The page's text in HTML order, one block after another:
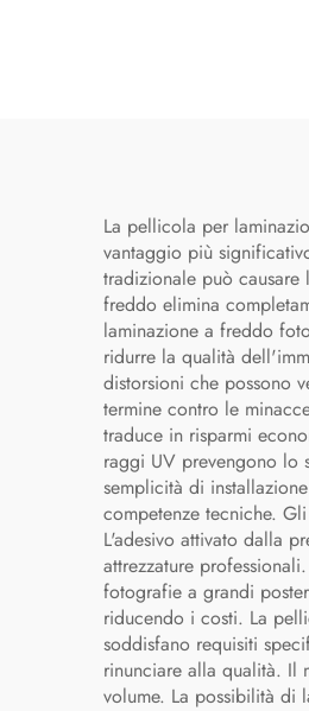
La pellicola per
vantaggio più
tradizionale può
freddo elimina
laminazione a freddo
ridurre la qualità
distorsioni che possono
termine contro le
traduce in risparmi
raggi UV prevengono lo
semplicità di
competenze tecniche.
L'adesivo attivato dalla
attrezzature
fotografie a grandi
riducendo i costi. La
soddisfano requisiti
rinunciare alla qualità. Il
volume. La possibilità di